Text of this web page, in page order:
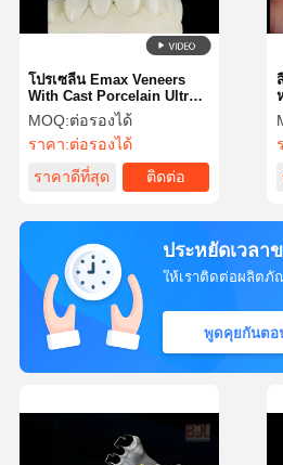
โปรเซลีน Emax Veneers
With Cast Porcelain Ultra
Thin Handmade Porcelain
Stacking โปรเซลีนที่ทําด้วย
มือ
MOQ:ต่อรองได้
ราคา:ต่อรองได้
ราคาดีที่สุด
ติดต่อ
ประหยัดเวลา
ให้เราติดต่อผลิต
พูดคุยกันตอ